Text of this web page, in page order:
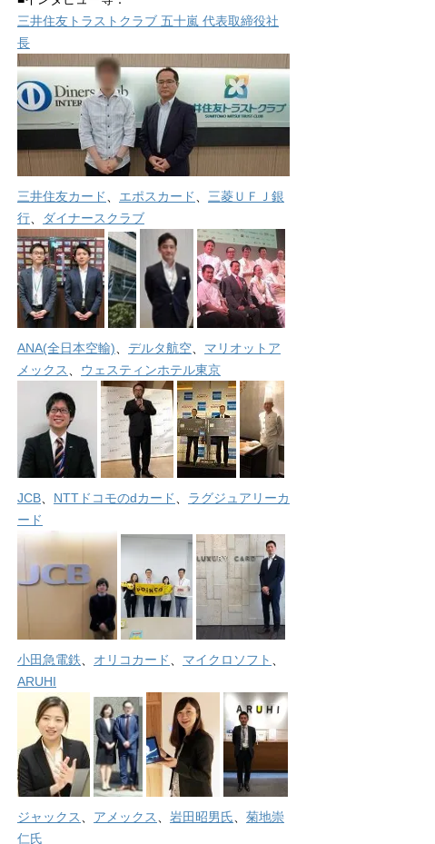
三井住友トラストクラブ 五十嵐 代表取締役社
長
三井住友カード エポスカード
三菱ＵＦＪ銀
行
ダイナースクラブ
ANA(全日本空輸) デルタ航空
マリオットア
メックス
ウェスティンホテル東京
JCB NTTドコモのdカード
ラグジュアリーカ
ード
小田急電鉄 オリコカード マイクロソフト
ARUHI
ジャックス アメックス 岩田昭男氏
菊地崇
仁氏